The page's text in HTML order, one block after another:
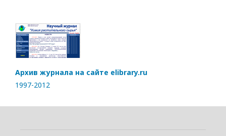
Архив журнала на сайте elibrary.ru
1997-2012